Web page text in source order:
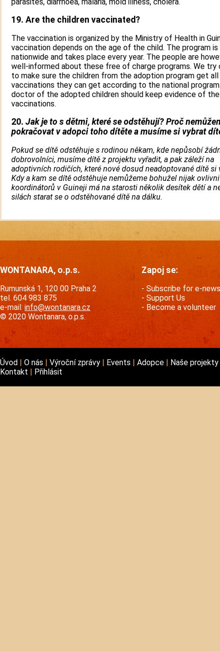
19. Are the children vaccinated?
The vaccination is organized by the Ministry of Health in
vaccination depends on the age of the child. The program is
nationwide and takes place every year. The people are
well-informed about these free of charge programs. We try
to make sure the children from the adoption program get all
vaccinations they can get according to the national
doctor of the adopted children should keep evidence of
vaccinations.
20. Jak je to s dětmi, které se odstěhují? Proč
pokračovat v adopci toho dítěte a musíme si vybrat
Pokud se dítě odstěhuje s rodinou někam, kde nepůsobí
dobrovolníci, musíme dítě z projektu vyřadit, a pak záleží na
adoptivních rodičích, které nové dosud neadoptované dítě si
Kdy a kam se dítě odstěhuje nemůžeme bohužel nijak
koordinátorů v Guineji má na starosti několik desítek dětí a
silách starat se o odstěhované dítě na dálku.
WONTANARA, o.p.s.
Rumunská 1, 120 00 Praha 2
tel. 604 983 875
e-mail: info@wontanara.cz
© 2020 Wontanara, o.p.s.
Zapoj se:
Subscribe for e-news
Support Us
Become a volunteer
Úvod O nás Výroční zprávy Events Adopce
Naše projekty
Kontakt
Přihlásit